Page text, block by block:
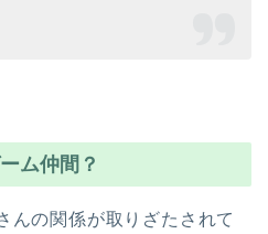
ム仲間？
んの関係が取りざたされて